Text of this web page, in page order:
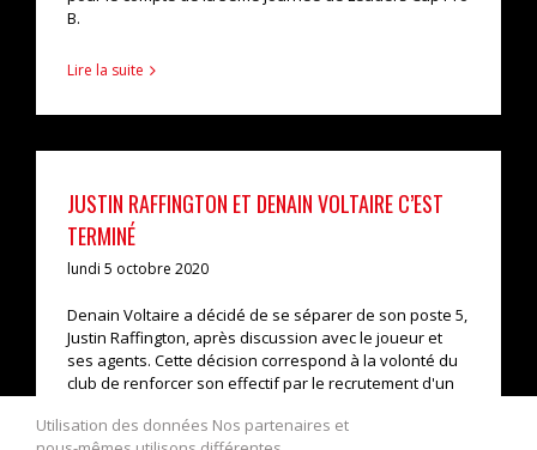
B.
Lire la suite
JUSTIN RAFFINGTON ET DENAIN VOLTAIRE C’EST
TERMINÉ
lundi 5 octobre 2020
Denain Voltaire a décidé de se séparer de son poste 5,
Justin Raffington, après discussion avec le joueur et
ses agents. Cette décision correspond à la volonté du
club de renforcer son effectif par le recrutement d'un
[...]
Utilisation des données Nos partenaires et